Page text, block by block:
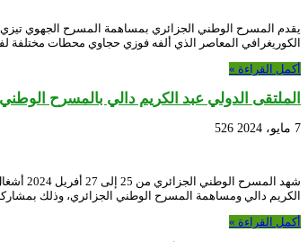
الكوريغرافي المعاصر الذي ألفه فوزي حجاوي محطات مختلفة
أكمل القراءة »
الملتقى الدولي عبد الكريم دالي بالمسرح الوطني الجزائري من
7 مايو، 2024 526
شهد
الكريم دالي ومساهمة المسرح الوطني الجزائري، وذلك
أكمل القراءة »